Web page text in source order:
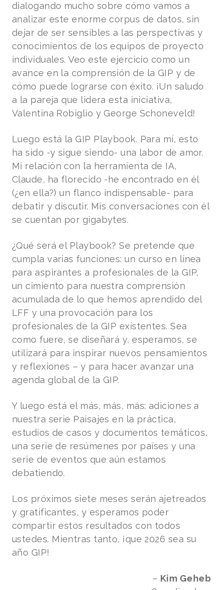
dialogando mucho sobre cómo vamos a
analizar este enorme corpus de datos, sin
dejar de ser sensibles a las perspectivas y
conocimientos de los equipos de proyecto
individuales. Veo este ejercicio como un
avance en la comprensión de la GIP y de
cómo puede lograrse con éxito. ¡Un saludo
a la pareja que lidera esta iniciativa,
Valentina Robiglio y George Schoneveld!
Luego está la GIP Playbook. Para mí, esto
ha sido -y sigue siendo- una labor de amor.
Mi relación con la herramienta de IA,
Claude, ha florecido -he encontrado en él
(¿en ella?) un flanco indispensable- para
debatir y discutir. Mis conversaciones con él
se cuentan por gigabytes.
¿Qué será el Playbook? Se pretende que
cumpla varias funciones: un curso en línea
para aspirantes a profesionales de la GIP,
un cimiento para nuestra comprensión
acumulada de lo que hemos aprendido del
LFF y una provocación para los
profesionales de la GIP existentes. Sea
como fuere, se diseñará y, esperamos, se
utilizará para inspirar nuevos pensamientos
y reflexiones – y para hacer avanzar una
agenda global de la GIP.
Y luego está el más, más, más: adiciones a
nuestra serie Paisajes en la práctica,
estudios de casos y documentos temáticos,
una serie de resúmenes por países y una
serie de eventos que aún estamos
debatiendo.
Los próximos siete meses serán ajetreados
y gratificantes, y esperamos poder
compartir estos resultados con todos
ustedes. Mientras tanto, ¡que 2026 sea su
año GIP!
– Kim Geheb